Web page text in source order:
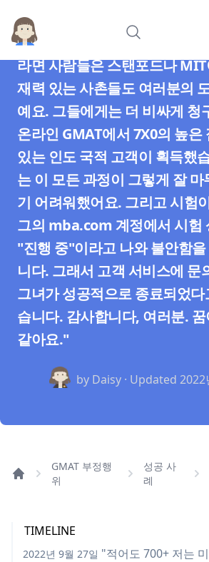
GMAT 부정행위
"와, 여러분들은 마법사인가요
라면 사람들은 스탠포드나
재력 있는 사촌들도 여러분의
예요. 그들에게는 더 비싸게
온라인 GMAT에서 7X0의 높은
있는 인도 국적 고객이 획득했
는 이 모든 과정이 그렇게 잘 마
기 어려워했어요. 그리고 시험
그의 mba.com 계정에서 시험
"진행 중"이라고 나와 불안함
니다. 그래서 고객 서비스에 문
그녀가 성공적으로 종료되었
습니다. 감사합니다, 여러분.
같아요."
by Daisy · Updated 2022
GMAT 부정행
위
성공 사
례
TIMELINE
2022년 9월 27일 "적어도 700+ 저는